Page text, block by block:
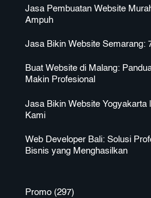
Jasa Pembuatan Website
Ampuh
Jasa Bikin Website Semarang:
Buat Website di Malang:
Makin Profesional
Jasa Bikin Website Yogyakarta
Kami
Web Developer Bali: Solusi
Bisnis yang Menghasilkan
Promo (297)